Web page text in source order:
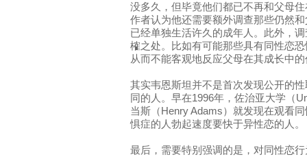
没多久，但毕竟他们都已不再和父母
作者认为他还需要额外调查那些仍然
已经单独生活许久的成年人。此外，
榷之处。比如有可能那些具有同性恋
从而不能客观地反应父母在其成长中
其实韦恩斯坦并不是首次发现公开的
同的人。早在1996年，佐治亚大学（
当斯（Henry Adams）就发现在观看
惧症的人勃起速度要快于异性恋的人。
最后，需要特别强调的是，对同性恋